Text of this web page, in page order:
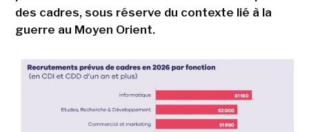
des cadres, sous réserve du contexte lié à la
guerre au Moyen Orient.